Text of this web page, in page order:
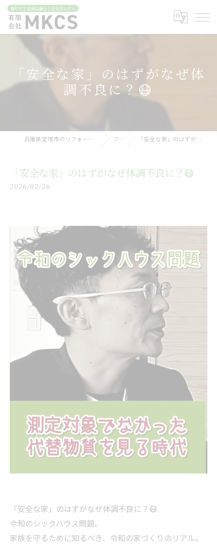
「安全な家」のはずがなぜ体
調不良に？😷
兵庫県宝塚市のリフォームなら有限会社MKCS ブログ 「安全な家」のはずがなぜ体調不良に？😷
「安全な家」のはずがなぜ体調不良に？😷
2026/02/26
「安全な家」のはずがなぜ体調不良に？😷
令和のシックハウス問題。
家族を守るために知るべき、令和の家づくりのリアル。